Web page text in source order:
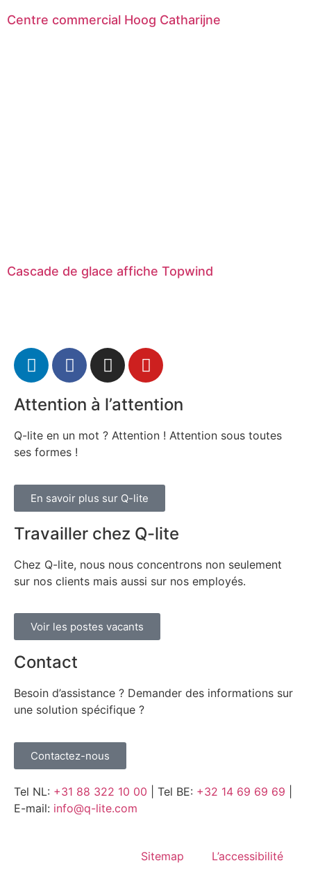
Centre commercial Hoog Catharijne
Cascade de glace affiche Topwind
Attention à l’attention
Q-lite en un mot ? Attention ! Attention sous toutes
ses formes !
En savoir plus sur Q-lite
Travailler chez Q-lite
Chez Q-lite, nous nous concentrons non seulement
sur nos clients mais aussi sur nos employés.
Voir les postes vacants
Contact
Besoin d’assistance ? Demander des informations sur
une solution spécifique ?
Contactez-nous
Tel NL: +31 88 322 10 00 | Tel BE: +32 14 69 69 69
E-mail: info@q-lite.com
Sitemap L’accessibilité